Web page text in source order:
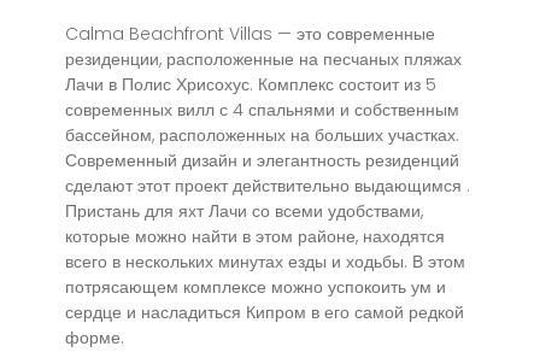
Calma Beachfront Villas — это современные
резиденции, расположенные на песчаных пляжах
Лачи в Полис Хрисохус. Комплекс состоит из 5
современных вилл с 4 спальнями и собственным
бассейном, расположенных на больших участках.
Современный дизайн и элегантность резиденций
сделают этот проект действительно выдающимся .
Пристань для яхт Лачи со всеми удобствами,
которые можно найти в этом районе, находятся
всего в нескольких минутах езды и ходьбы. В этом
потрясающем комплексе можно успокоить ум и
сердце и насладиться Кипром в его самой редкой
форме.